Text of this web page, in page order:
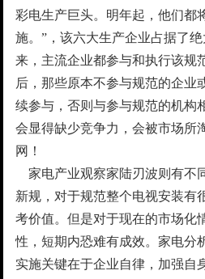
彩电生产巨头。明年起，他们都
施。”，该六大生产企业占据了
来，主流企业都参与和执行该规
后，那些原本不参与规范的企业
续参与，否则与参与规范的机构
会显得缺少竞争力，会被市场所
网！
家电产业观察家陆刃波则有不
新规，对于规范整个电视安装有
考价值。但是对于现在的市场化
性，短期内恐难有成效。家电分
实施关键在于企业自律，加强自